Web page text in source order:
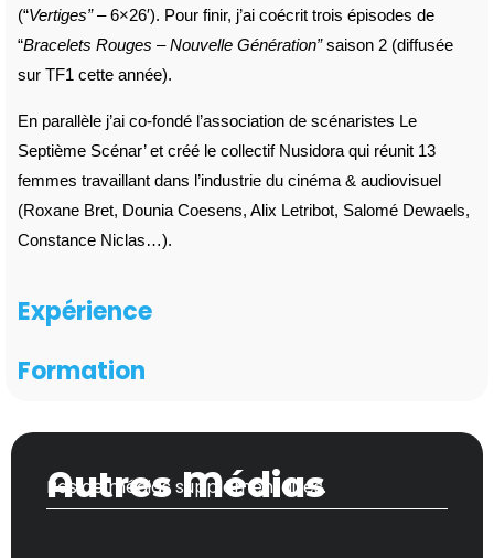
(“Vertiges”– 6×26′). Pour finir, j’ai coécrit trois épisodes de
“Bracelets Rouges – Nouvelle Génération”saison 2 (diffusée
sur TF1 cette année).
En parallèle j’ai co-fondé l’association de scénaristes Le
Septième Scénar’ et créé le collectif Nusidora qui réunit 13
femmes travaillant dans l’industrie du cinéma & audiovisuel
(Roxane Bret, Dounia Coesens, Alix Letribot, Salomé Dewaels,
Constance Niclas…).
Expérience
Formation
Autres Médias
Pas de médias supplémentaires.